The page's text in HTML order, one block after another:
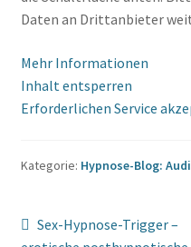
Daten an Drittanbieter
Mehr Informationen
Inhalt entsperren
Erforderlichen Service
Kategorie: Hypnose-Blog:
Vorheriger
Sex-Hypnose-Trigger –